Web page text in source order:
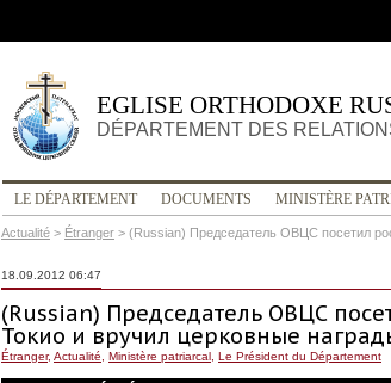
EGLISE ORTHODOXE
DÉPARTEMENT DES
LE DÉPARTEMENT DOCUMENTS MINISTÈRE
Actualité > Étranger > (Russian) Председатель ОВЦС посетил
18.09.2012 06:47
(Russian) Председатель ОВЦС
Токио и вручил церковные
Étranger, Actualité Ministère patriarcal Le Président du Département